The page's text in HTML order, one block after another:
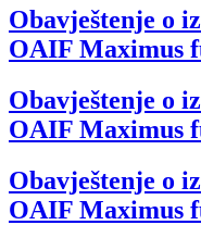
Obavještenje o
OAIF Maximus
Obavještenje o
OAIF Maximus
Obavještenje o
OAIF Maximus